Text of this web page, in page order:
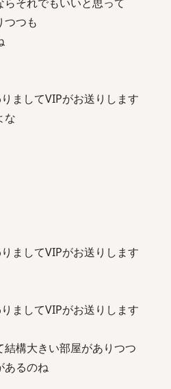
つつも
ましてVIPがお送りします
な
ましてVIPがお送りします
ましてVIPがお送りします
構大きい部屋がありつつ
あるのね